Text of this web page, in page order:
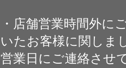
・店舗営業時間外に
いたお客様に関しま
営業日にご連絡させ